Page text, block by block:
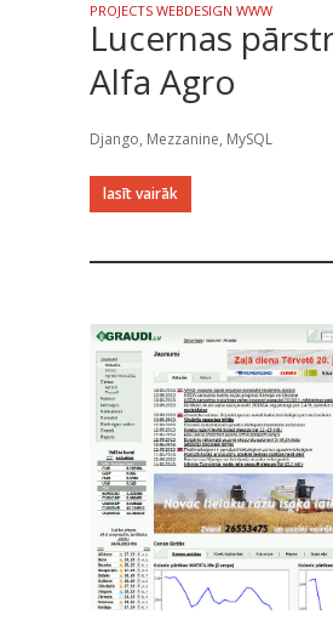
PROJECTS WEBDESIGN WWW
Lucernas
Alfa Agro
Django, Mezzanine, MySQL
lasīt vairāk